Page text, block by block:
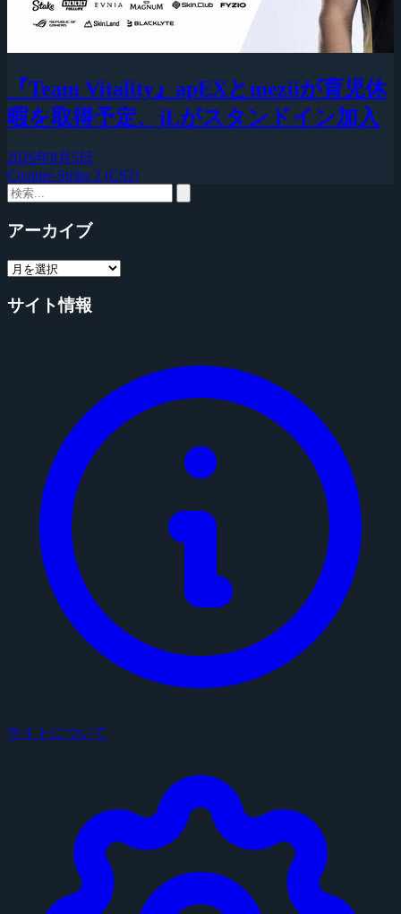
『Team Vitality』apEXとmeziiが育児休
暇を取得予定、jLがスタンドイン加入
2026年8月5日
Counter-Strike 2 (CS2)
アーカイブ
サイト情報
サイトについて